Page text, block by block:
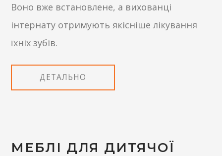
Воно вже встановлене, а вихованці
інтернату отримують якісніше лікування
їхніх зубів.
ДЕТАЛЬНО
МЕБЛІ ДЛЯ ДИТЯЧОЇ